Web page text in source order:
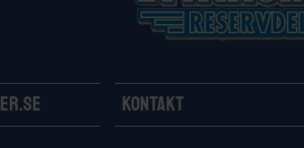
Kontakt